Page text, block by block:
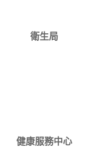
衛生局
健康服務中心